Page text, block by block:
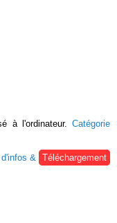
à l'ordinateur. Catégorie
&
Téléchargement